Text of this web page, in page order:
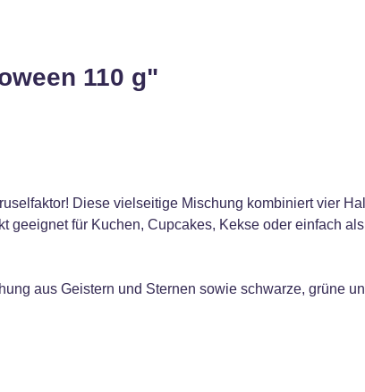
110 g"
Diese vielseitige Mischung kombiniert vier
geeignet für Kuchen, Cupcakes, Kekse oder einfach
aus Geistern und Sternen sowie schwarze, grüne